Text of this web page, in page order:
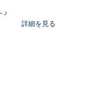
♪
詳細を見る